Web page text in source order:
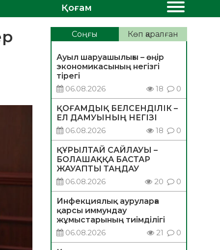
Қоғам
Соңғы Көп қаралған
Ауыл шаруашылығы – өңір
экономикасының негізгі
тірегі
06.08.2026
18 0
ҚОҒАМДЫҚ БЕЛСЕНДІЛІК –
ЕЛ ДАМУЫНЫҢ НЕГІЗІ
06.08.2026
18 0
ҚҰРЫЛТАЙ САЙЛАУЫ –
БОЛАШАҚҚА БАСТАР
ЖАУАПТЫ ТАҢДАУ
06.08.2026
20 0
Инфекциялық ауруларға
қарсы иммундау
жұмыстарының тиімділігі
06.08.2026
21 0